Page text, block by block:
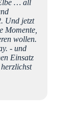
… all
Und jetzt
Momente,
wollen.
- und
Einsatz